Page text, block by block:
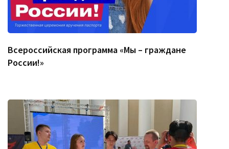
Всероссийская программа «Мы – граждане
России!»